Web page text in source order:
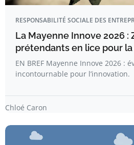
RESPONSABILITÉ SOCIALE DES
La Mayenne Innove 2026 :
prétendants en lice pour la
EN BREF Mayenne Innove 2026 :
incontournable pour l’innovation.
Chloé Caron